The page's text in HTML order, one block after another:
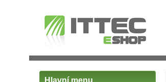
Hlavní menu